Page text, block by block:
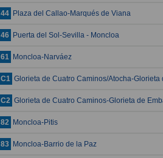
44 Plaza del Callao-Marqués de Viana
46 Puerta del Sol-Sevilla - Moncloa
61 Moncloa-Narváez
C1 Glorieta de Cuatro Caminos/Atocha-Glorieta
C2 Glorieta de Cuatro Caminos-Glorieta de
82 Moncloa-Pitis
83 Moncloa-Barrio de la Paz